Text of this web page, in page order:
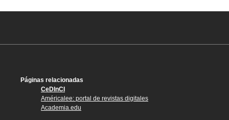
Páginas relacionadas
CeDInCI
Américalee: portal de revistas digitales
Academia.edu